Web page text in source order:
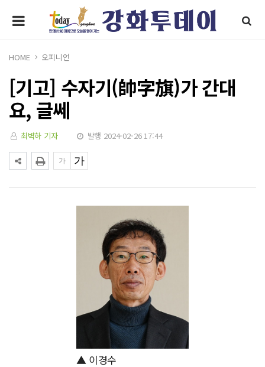
HOME 오피니언
[기고] 수자기(帥字旗)가 간대
요, 글쎄
최벽하 기자 발행 2024-02-26 17:44
▲ 이경수